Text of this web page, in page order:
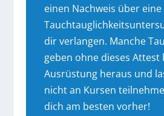
einen Nachweis über
dir verlangen. Manche
geben ohne dieses Attest
Ausrüstung heraus und
nicht an Kursen
dich am besten vorher!